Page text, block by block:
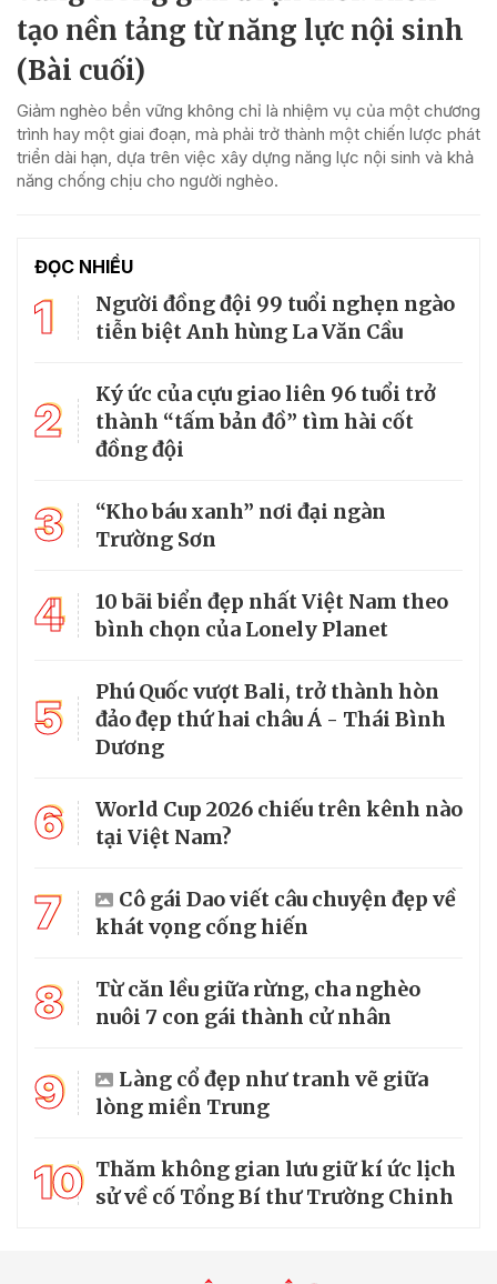
tạo nền tảng từ năng lực nội sinh
(Bài cuối)
Giảm nghèo bền vững không chỉ là nhiệm vụ của một chương
trình hay một giai đoạn, mà phải trở thành một chiến lược phát
triển dài hạn, dựa trên việc xây dựng năng lực nội sinh và khả
năng chống chịu cho người nghèo.
ĐỌC NHIỀU
1
Người đồng đội 99 tuổi nghẹn ngào
tiễn biệt Anh hùng La Văn Cầu
2
Ký ức của cựu giao liên 96 tuổi trở
thành “tấm bản đồ” tìm hài cốt
đồng đội
3
“Kho báu xanh” nơi đại ngàn
Trường Sơn
4
10 bãi biển đẹp nhất Việt Nam theo
bình chọn của Lonely Planet
5
Phú Quốc vượt Bali, trở thành hòn
đảo đẹp thứ hai châu Á - Thái Bình
Dương
6
World Cup 2026 chiếu trên kênh nào
tại Việt Nam?
7
Cô gái Dao viết câu chuyện đẹp về
khát vọng cống hiến
8
Từ căn lều giữa rừng, cha nghèo
nuôi 7 con gái thành cử nhân
9
Làng cổ đẹp như tranh vẽ giữa
lòng miền Trung
10 Thăm không gian lưu giữ kí ức lịch
sử về cố Tổng Bí thư Trường Chinh